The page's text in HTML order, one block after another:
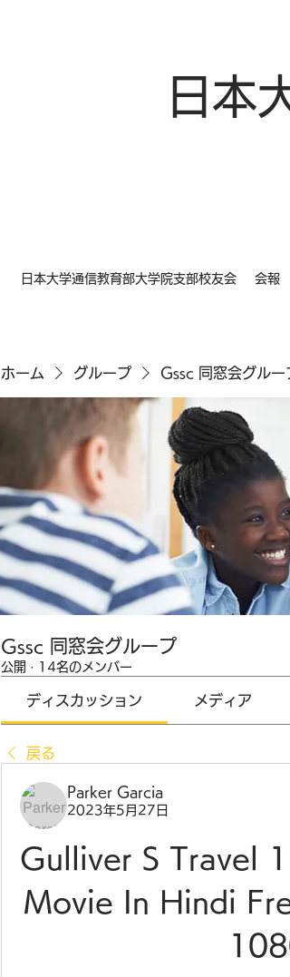
日本
日本大学通信教育部大学院支部校友会 会報
ホーム グループ Gssc 同窓会グルー
Gssc 同窓会グループ
公開 · 14名のメンバー
ディスカッション メディア
戻る
Parker Garcia
2023年5月27日
Gulliver S Travel 1
Movie In Hindi